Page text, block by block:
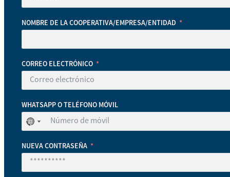
NOMBRE DE LA COOPERATIVA/EMPRESA/ENTIDAD
CORREO ELECTRÓNICO
WHATSAPP O TELÉFONO MÓVIL
No
se
ningún
país
NUEVA CONTRASEÑA